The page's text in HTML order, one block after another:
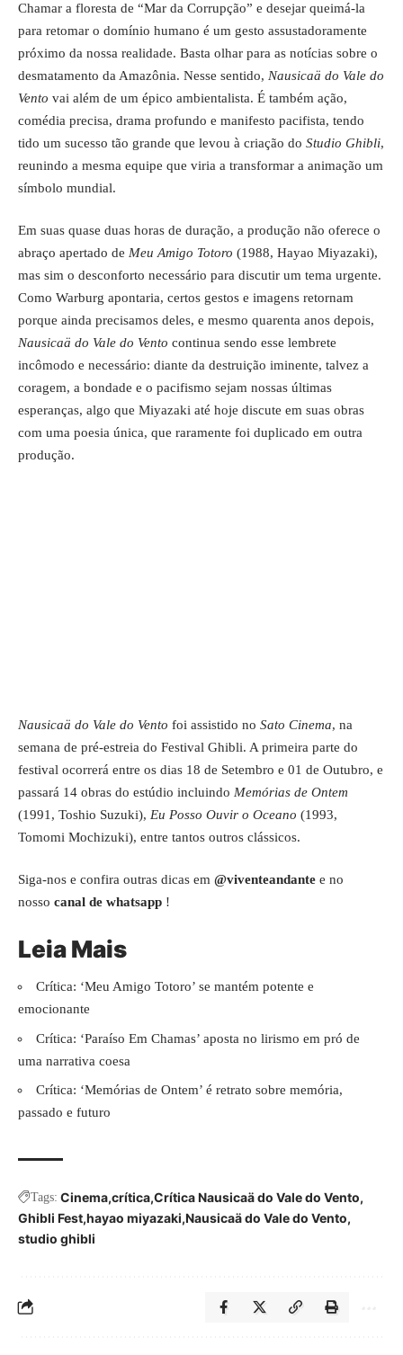
Chamar a floresta de “Mar da Corrupção” e desejar queimá-la
para retomar o domínio humano é um gesto assustadoramente
próximo da nossa realidade. Basta olhar para as notícias sobre o
desmatamento da Amazônia. Nesse sentido, Nausicaä do Vale do
Vento vai além de um épico ambientalista. É também ação,
comédia precisa, drama profundo e manifesto pacifista, tendo
tido um sucesso tão grande que levou à criação do Studio Ghibli,
reunindo a mesma equipe que viria a transformar a animação um
símbolo mundial.
Em suas quase duas horas de duração, a produção não oferece o
abraço apertado de Meu Amigo Totoro (1988, Hayao Miyazaki),
mas sim o desconforto necessário para discutir um tema urgente.
Como Warburg apontaria, certos gestos e imagens retornam
porque ainda precisamos deles, e mesmo quarenta anos depois,
Nausicaä do Vale do Vento continua sendo esse lembrete
incômodo e necessário: diante da destruição iminente, talvez a
coragem, a bondade e o pacifismo sejam nossas últimas
esperanças, algo que Miyazaki até hoje discute em suas obras
com uma poesia única, que raramente foi duplicado em outra
produção.
Nausicaä do Vale do Vento foi assistido no Sato Cinema, na
semana de pré-estreia do Festival Ghibli. A primeira parte do
festival ocorrerá entre os dias 18 de Setembro e 01 de Outubro, e
passará 14 obras do estúdio incluindo Memórias de Ontem
(1991, Toshio Suzuki), Eu Posso Ouvir o Oceano (1993,
Tomomi Mochizuki), entre tantos outros clássicos.
Siga-nos e confira outras dicas em @viventeandante e no
nosso canal de whatsapp !
Leia Mais
Crítica: ‘Meu Amigo Totoro’ se mantém potente e
emocionante
Crítica: ‘Paraíso Em Chamas’ aposta no lirismo em pró de
uma narrativa coesa
Crítica: ‘Memórias de Ontem’ é retrato sobre memória,
passado e futuro
Tags: Cinema crítica Crítica Nausicaä do Vale do Vento
Ghibli Fest hayao miyazaki Nausicaä do Vale do Vento
studio ghibli